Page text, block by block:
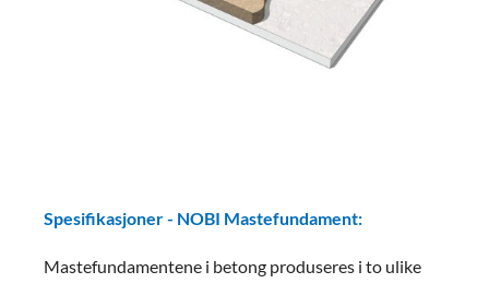
Spesifikasjoner - NOBI Mastefundament:
Mastefundamentene i betong produseres i to ulike